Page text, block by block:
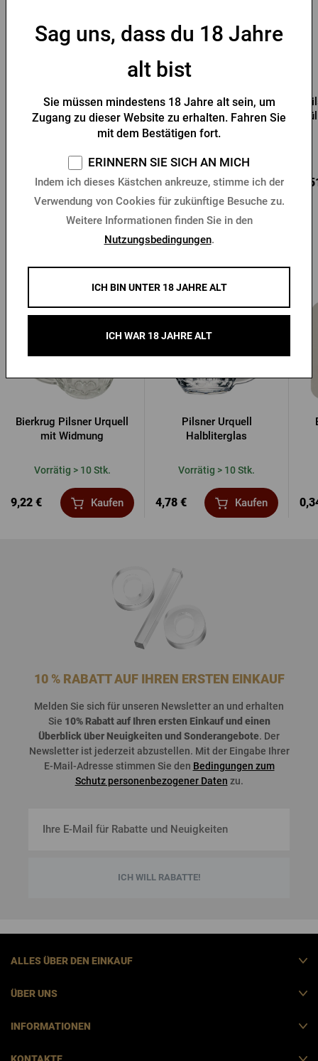
Pilsner Urquell
Thermotasche
10,22 € Kaufen
Flaschentasche Pilsner
Urquell
5,12 € Kaufen
Andere Produkte von Pilsner Urquell
Bierkrug Pilsner Urquell
mit Widmung
Vorrätig > 10 Stk.
9,22 € Kaufen
Pilsner Urquell
Halbliterglas
Vorrätig > 10 Stk.
4,78 € Kaufen
10 % RABATT AUF IHREN ERSTEN EINKAUF
Melden Sie sich für unseren Newsletter an und erhalten
Sie 10% Rabattauf Ihren ersten Einkaufund einen
Überblicküber Neuigkeiten und Sonderangebote. Der
Newsletter ist jederzeit abzustellen. Mit der Eingabe Ihrer
E-Mail-Adresse stimmen Sie den Bedingungen zum
Schutz personenbezogener Daten zu.
ICH WILL RABATTE!
ALLES ÜBER DEN EINKAUF
ÜBER UNS
INFORMATIONEN
Sag uns, dass du 18 Jahre
alt bist
Sie müssen mindestens 18 Jahre alt sein, um
Zugang zu dieser Website zu erhalten. Fahren Sie
mit dem Bestätigen fort.
ERINNERN SIE SICH AN MICH
Indem ich dieses Kästchen ankreuze, stimme ich der
Verwendung von Cookies für zukünftige Besuche zu.
Weitere Informationen finden Sie in den
Nutzungsbedingungen.
ICH BIN UNTER 18 JAHRE ALT
ICH WAR 18 JAHRE ALT